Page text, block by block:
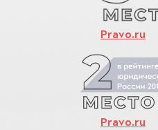
Pravo.ru
Pravo.ru